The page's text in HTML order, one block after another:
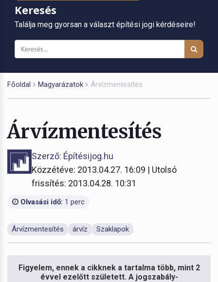
Keresés
Találja meg gyorsan a választ építési jogi kérdéseire!
Főoldal Magyarázatok Árvízmentesítés
Árvízmentesítés
Szerző: Építésijog.hu
Közzétéve: 2013.04.27. 16:09 | Utolsó
frissítés: 2013.04.28. 10:31
Olvasási idő: 1 perc
Árvízmentesítés árvíz Szaklapok
Figyelem, ennek a cikknek a tartalma több, mint 2
évvel ezelőtt született. A jogszabály-